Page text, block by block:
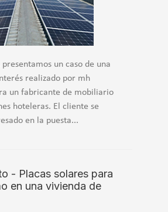
un caso de una
realizado por mh
un fabricante de mobiliario
hoteleras. El cliente se
en la puesta...
- Placas solares para
en una vivienda de